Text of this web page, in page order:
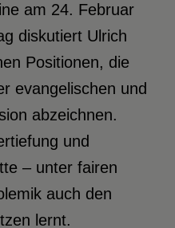
am 24. Februar
diskutiert Ulrich
Positionen, die
evangelischen und
abzeichnen.
und
– unter fairen
auch den
lernt.